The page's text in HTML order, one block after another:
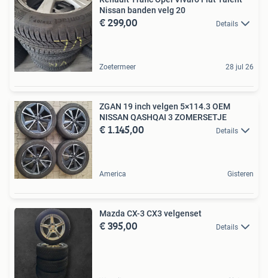
Nissan banden velg 20
€ 299,00 Details
Zoetermeer 28 jul 26
ZGAN 19 inch velgen 5×114.3 OEM
NISSAN QASHQAI 3 ZOMERSETJE
€ 1.145,00 Details
America Gisteren
Mazda CX-3 CX3 velgenset
€ 395,00 Details